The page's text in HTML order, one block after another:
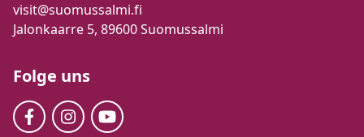
visit@suomussalmi.fi
Jalonkaarre 5, 89600 Suomussalmi
Folge uns